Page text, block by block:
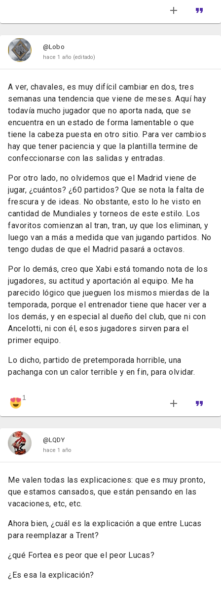
@Lobo
hace 1 año (editado)
A ver, chavales, es muy difícil cambiar en dos, tres
semanas una tendencia que viene de meses. Aquí hay
todavía mucho jugador que no aporta nada, que se
encuentra en un estado de forma lamentable o que
tiene la cabeza puesta en otro sitio. Para ver cambios
hay que tener paciencia y que la plantilla termine de
confeccionarse con las salidas y entradas.
Por otro lado, no olvidemos que el Madrid viene de
jugar, ¿cuántos? ¿60 partidos? Que se nota la falta de
frescura y de ideas. No obstante, esto lo he visto en
cantidad de Mundiales y torneos de este estilo. Los
favoritos comienzan al tran, tran, uy que los eliminan, y
luego van a más a medida que van jugando partidos. No
tengo dudas de que el Madrid pasará a octavos.
Por lo demás, creo que Xabi está tomando nota de los
jugadores, su actitud y aportación al equipo. Me ha
parecido lógico que jueguen los mismos mierdas de la
temporada, porque el entrenador tiene que hacer ver a
los demás, y en especial al dueño del club, que ni con
Ancelotti, ni con él, esos jugadores sirven para el
primer equipo.
Lo dicho, partido de pretemporada horrible, una
pachanga con un calor terrible y en fin, para olvidar.
1
@LQDY
hace 1 año
Me valen todas las explicaciones: que es muy pronto,
que estamos cansados, que están pensando en las
vacaciones, etc, etc.
Ahora bien, ¿cuál es la explicación a que entre Lucas
para reemplazar a Trent?
¿qué Fortea es peor que el peor Lucas?
¿Es esa la explicación?